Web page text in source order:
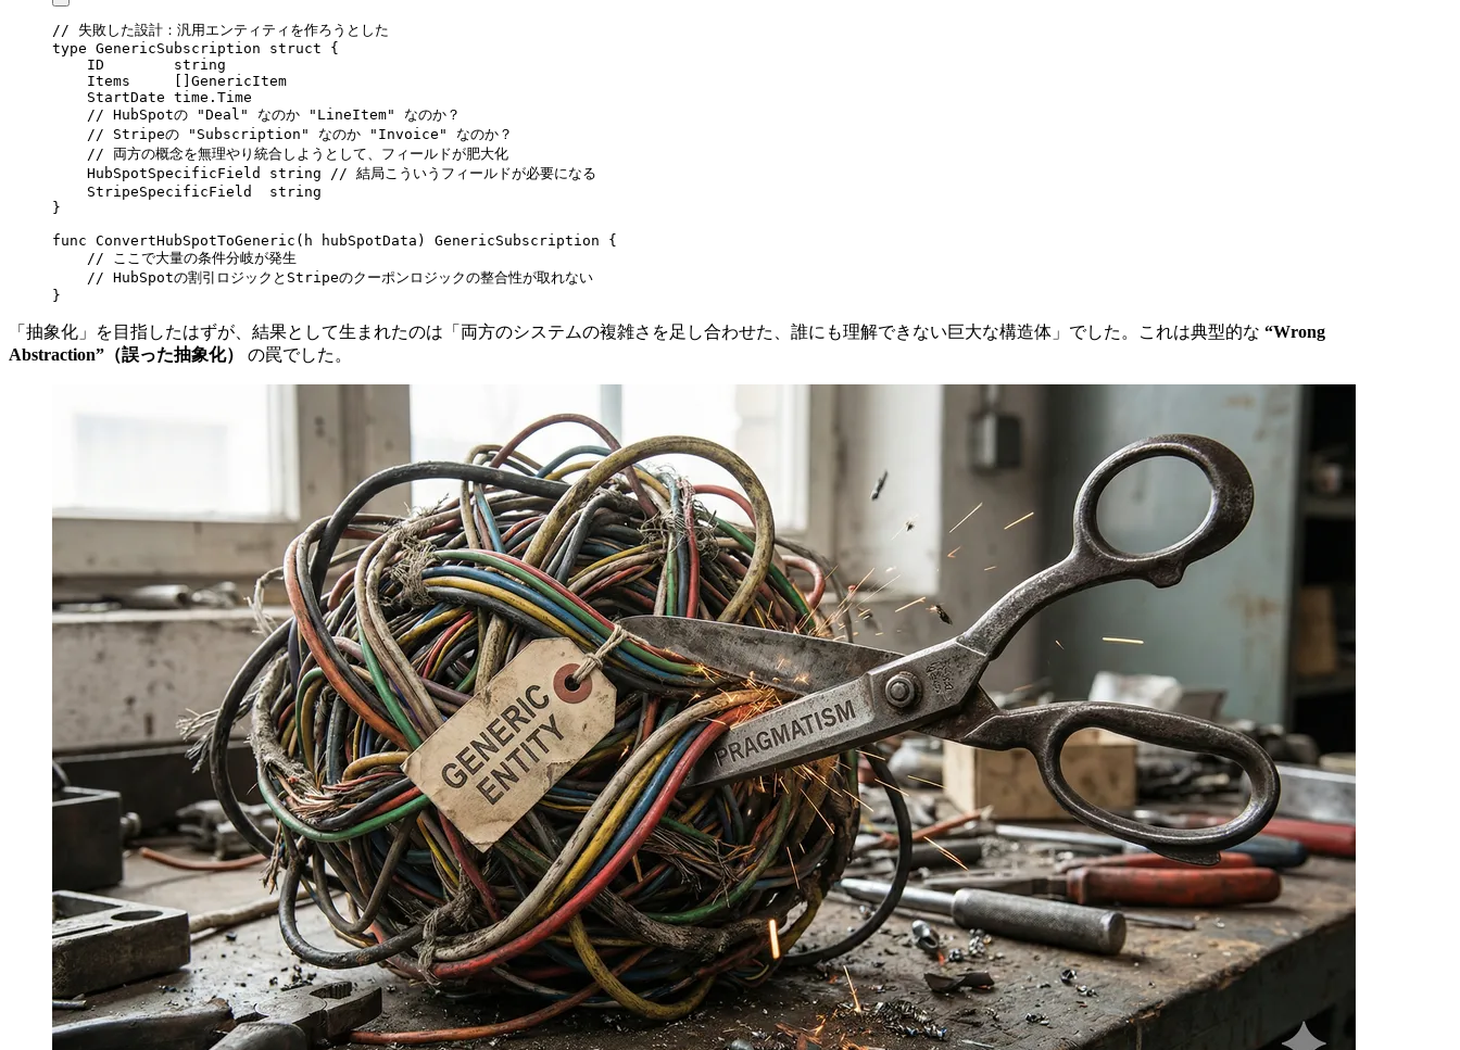
// 失敗した設計：汎用エンティティを作ろうとした
type GenericSubscription struct {
    ID
        string
    Items
GenericItem
    StartDate
time . Time
    // HubSpotの "Deal" なのか "LineItem" なのか？
    // Stripeの "Subscription" なのか "Invoice" なのか？
    // 両方の概念を無理やり統合しようとして、フィールドが肥大化
    HubSpotSpecificField
string // 結局こういうフィールドが必要になる
    StripeSpecificField
  string
}
func ConvertHubSpotToGeneric ( h hubSpotData ) GenericSubscription {
    // ここで大量の条件分岐が発生
    // HubSpotの割引ロジックとStripeのクーポンロジックの整合性が取れない
}
「抽象化」を目指したはずが、結果として生まれたのは「両方のシステムの複雑さを足し合わせた、誰にも理解できない巨大な構造体」でした。これは典型的な “Wrong
Abstraction”（誤った抽象化） の罠でした。